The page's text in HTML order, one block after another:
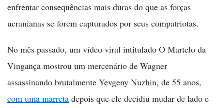
enfrentar consequências mais duras do que as forças
ucranianas se forem capturados por seus compatriotas.
No mês passado, um vídeo viral intitulado O Martelo da
Vingança mostrou um mercenário de Wagner
assassinando brutalmente Yevgeny Nuzhin, de 55 anos,
com uma marreta depois que ele decidiu mudar de lado e